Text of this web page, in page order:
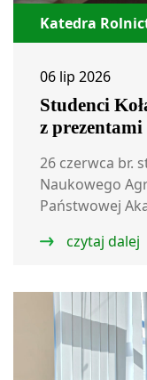
Katedra
06 lip 2026
Studenci
z
26 czerwca br.
Naukowego
Państwowej
czytaj dalej